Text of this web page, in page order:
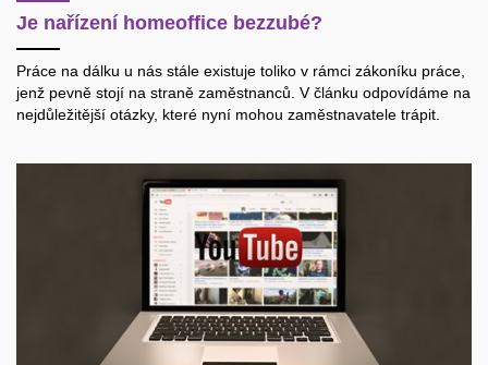
Je nařízení homeoffice bezzubé?
Práce na dálku u nás stále existuje toliko v rámci zákoníku práce,
jenž pevně stojí na straně zaměstnanců. V článku odpovídáme na
nejdůležitější otázky, které nyní mohou zaměstnavatele trápit.